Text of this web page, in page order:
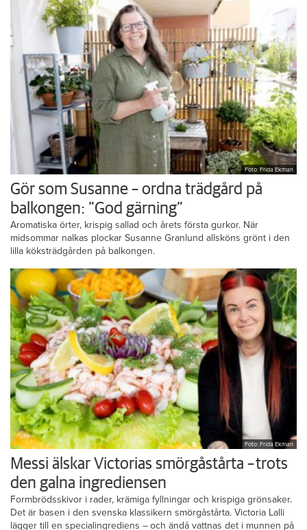
Foto: Frida Ekman
Gör som Susanne – ordna trädgård på
balkongen: ”God gärning”
Aromatiska örter, krispig sallad och årets första gurkor. När
midsommar nalkas plockar Susanne Granlund allsköns grönt i den
lilla köksträdgården på balkongen.
Foto: Frida Ekman
Messi älskar Victorias smörgåstårta – trots
den galna ingrediensen
Formbrödsskivor i rader, krämiga fyllningar och krispiga grönsaker.
Det är basen i den svenska klassikern smörgåstårta. Victoria Lalli
lägger till en specialingrediens – och ändå vattnas det i munnen på